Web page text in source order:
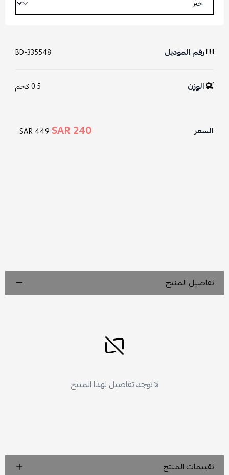
رقم الموديل BD-335548
الوزن 0.5 كجم
السعر 240 SAR
449 SAR
تفاصيل المنتج
لا توجد تفاصيل لهذا المنتج
تقييمات المنتج